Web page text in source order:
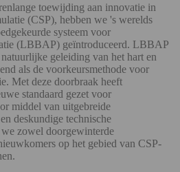
toewijding aan innovatie in
(CSP), hebben we 's werelds
systeem voor
(LBBAP) geïntroduceerd. LBBAP
geleiding van het hart en
als de voorkeursmethode voor
Met deze doorbraak heeft
standaard gezet voor
middel van uitgebreide
deskundige technische
zowel doorgewinterde
op het gebied van CSP-